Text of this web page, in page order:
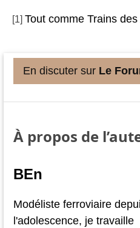
[1] Tout comme Trains
En discuter sur Le
À propos de
BEn
Modéliste ferroviaire
l'adolescence, je travaille